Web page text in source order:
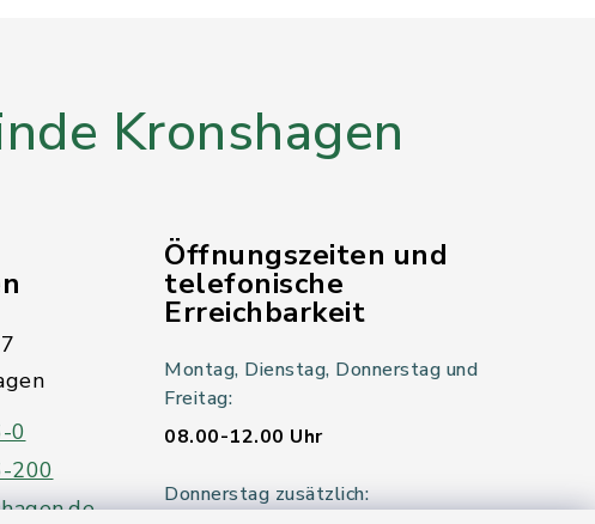
Kronshagen
0
200
Öffnungszeiten und
telefonische
Erreichbarkeit
Montag, Dienstag, Donnerstag und
Freitag:
08.00-12.00 Uhr
Donnerstag zusätzlich: